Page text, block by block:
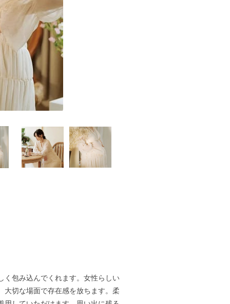
く包み込んでくれます。女性らしい
大切な場面で存在感を放ちます。柔